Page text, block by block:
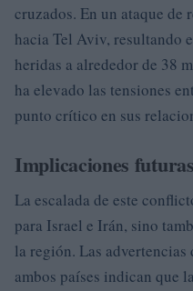
cruzados. En un ataque de
hacia Tel Aviv, resultando
heridas a alrededor de 38
ha elevado las tensiones
punto crítico en sus
Implicaciones
La escalada de este
para Israel e Irán, sino
la región. Las
ambos países indican que